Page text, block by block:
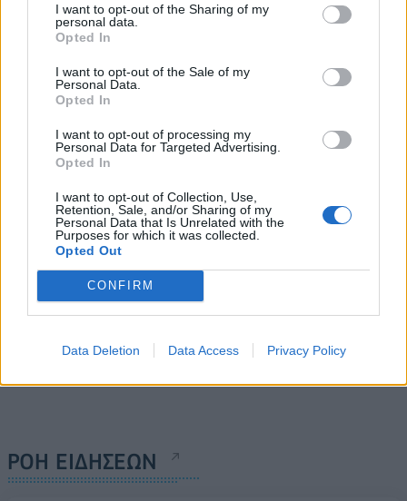
I want to opt-out of the Sharing of my
personal data.
Opted In
I want to opt-out of the Sale of my
Personal Data.
Opted In
I want to opt-out of processing my
Personal Data for Targeted Advertising.
Opted In
I want to opt-out of Collection, Use,
Retention, Sale, and/or Sharing of my
Personal Data that Is Unrelated with the
Purposes for which it was collected.
Opted Out
CONFIRM
Data Deletion Data Access Privacy Policy
Οι εμπρησμοί από αμέλεια
για την αντιπυρική περίοδο
ευρώ από ευρωπαϊκούς
πόρους για τον εξοπλισμό
02/06/2026 - 11:50
ΡΟΗ ΕΙΔΗΣΕΩΝ